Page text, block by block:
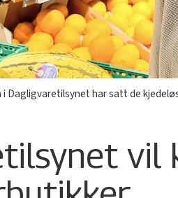
Dagligvaretilsynet har satt de
vil